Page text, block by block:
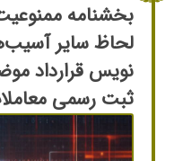
بخشنامه
لحاظ سایر
ثبت رسمی